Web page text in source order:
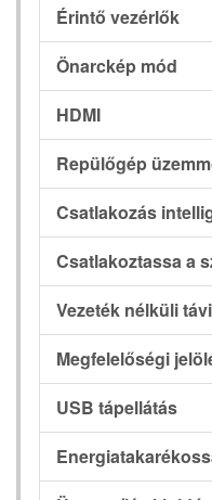
Érintő vezérlők
Önarckép mód
HDMI
Repülőgép
Csatlakozás
Csatlakoztassa a
Vezeték nélküli
Megfelelőségi
USB tápellátás